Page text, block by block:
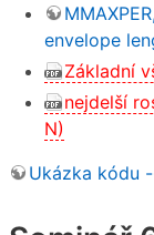
envelope
Základní
nejdelší
N)
Ukázka kódu